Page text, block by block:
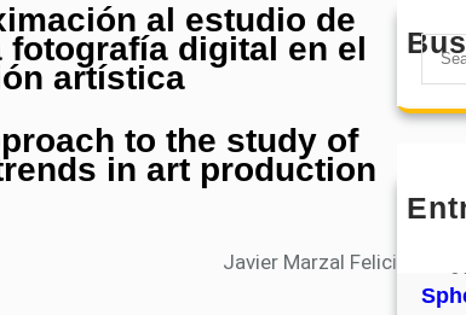
al estudio de
digital en el
artística
to the study of
in art production
Javier Marzal Felici
S
a
h